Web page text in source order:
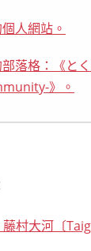
人網站。
部落格：《と
》。